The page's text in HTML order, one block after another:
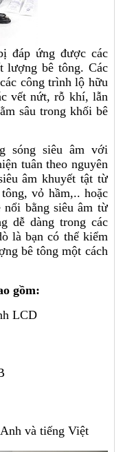
đáp ứng được các
lượng bê tông. Các
công trình lộ hữu
vết nứt, rỗ khí, lẫn
sâu trong khối bê
sóng siêu âm với
tuân theo nguyên
âm khuyết tật từ
vỏ hầm,.. hoặc
nổi bằng siêu âm từ
dễ dàng trong các
là bạn có thể kiểm
bê tông một cách
gồm:
LCD
và tiếng Việt